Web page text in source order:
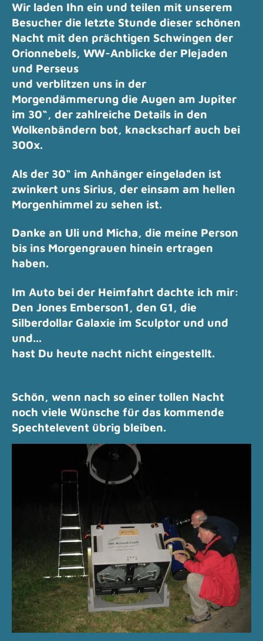
Wir laden Ihn ein und teilen mit unserem
Besucher die letzte Stunde dieser schönen
Nacht mit den prächtigen Schwingen der
Orionnebels, WW-Anblicke der Plejaden
und Perseus
und verblitzen uns in der
Morgendämmerung die Augen am Jupiter
im 30“, der zahlreiche Details in den
Wolkenbändern bot, knackscharf auch bei
300x.
Als der 30“ im Anhänger eingeladen ist
zwinkert uns Sirius, der einsam am hellen
Morgenhimmel zu sehen ist.
Danke an Uli und Micha, die meine Person
bis ins Morgengrauen hinein ertragen
haben.
Im Auto bei der Heimfahrt dachte ich mir:
Den Jones Emberson1, den G1, die
Silberdollar Galaxie im Sculptor und und
und...
hast Du heute nacht nicht eingestellt.
Schön, wenn nach so einer tollen Nacht
noch viele Wünsche für das kommende
Spechtelevent übrig bleiben.